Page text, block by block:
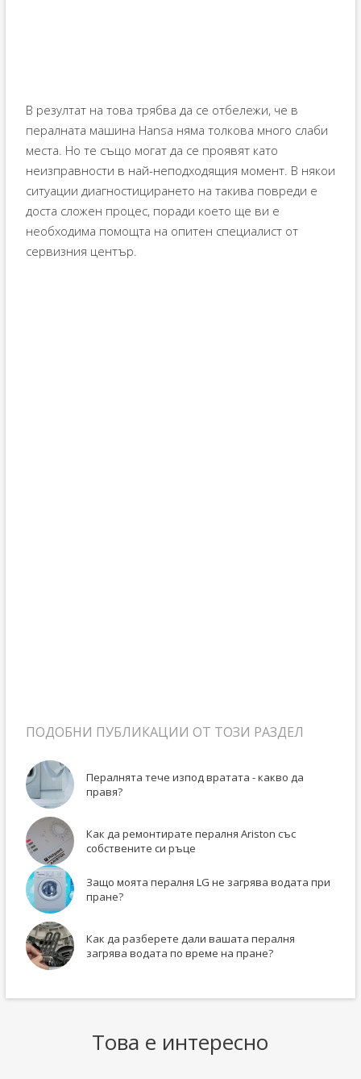
В резултат на това трябва да се отбележи, че в
пералната машина Hansa няма толкова много слаби
места. Но те също могат да се проявят като
неизправности в най-неподходящия момент. В някои
ситуации диагностицирането на такива повреди е
доста сложен процес, поради което ще ви е
необходима помощта на опитен специалист от
сервизния център.
ПОДОБНИ ПУБЛИКАЦИИ ОТ ТОЗИ РАЗДЕЛ
Пералнята тече изпод вратата - какво да
правя?
Как да ремонтирате пералня Ariston със
собствените си ръце
Защо моята пералня LG не загрява водата при
пране?
Как да разберете дали вашата пералня
загрява водата по време на пране?
Това е интересно